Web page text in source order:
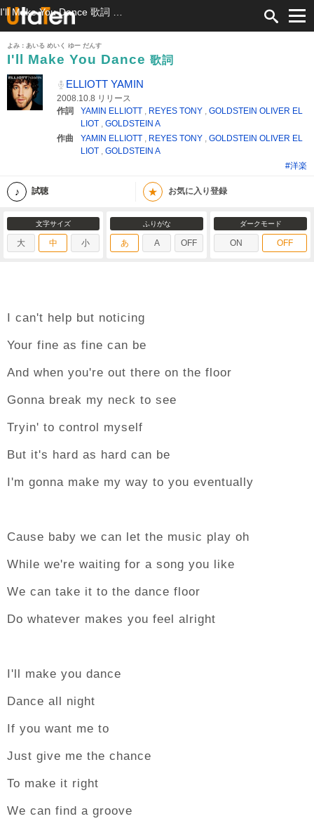
よみ：あいる めいく ゆー だんす
I'll Make You Dance 歌詞
ELLIOTT YAMIN
2008.10.8 リリース
作詞
YAMIN ELLIOTT , REYES TONY , GOLDSTEIN OLIVER EL
LIOT , GOLDSTEIN A
作曲
YAMIN ELLIOTT , REYES TONY , GOLDSTEIN OLIVER EL
LIOT , GOLDSTEIN A
#洋楽
試聴 ★ お気に入り登録
文字サイズ
大 中 小
ふりがな
あ A OFF
ダークモード
ON OFF
I can't help but noticing
Your fine as fine can be
And when you're out there on the floor
Gonna break my neck to see
Tryin' to control myself
But it's hard as hard can be
I'm gonna make my way to you eventually
Cause baby we can let the music play oh
While we're waiting for a song you like
We can take it to the dance floor
Do whatever makes you feel alright
I'll make you dance
Dance all night
If you want me to
Just give me the chance
To make it right
We can find a groove